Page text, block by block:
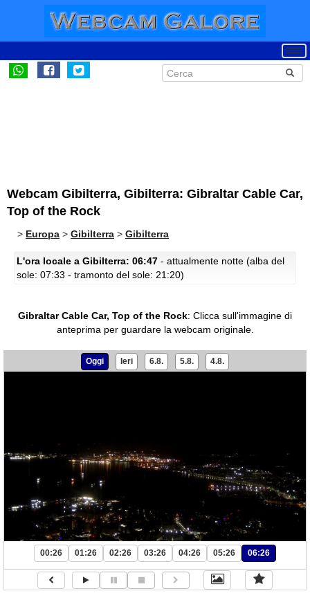
Webcam Gibilterra, Gibilterra: Gibraltar Cable Car,
Top of the Rock
> Europa > Gibilterra > Gibilterra
L'ora locale a Gibilterra: 06:47 - attualmente notte (alba del
sole: 07:33 - tramonto del sole: 21:20)
Gibraltar Cable Car, Top of the Rock: Clicca sull'immagine di
anteprima per guardare la webcam originale.
Oggi Ieri 6.8. 5.8. 4.8.
00:26 01:26 02:26 03:26 04:26 05:26 06:26